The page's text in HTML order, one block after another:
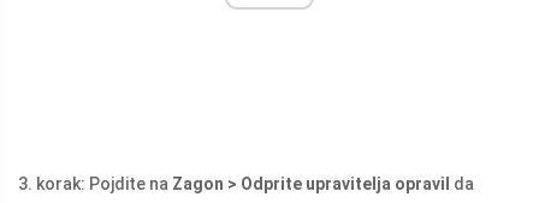
3. korak: Pojdite na Zagon > Odprite upravitelja opravil da